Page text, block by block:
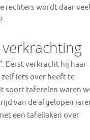
rechters wordt daar veel
“. Eerst verkracht hij haar
iets over heeft te
soort taferelen waren
van de afgelopen
een tafellaken over